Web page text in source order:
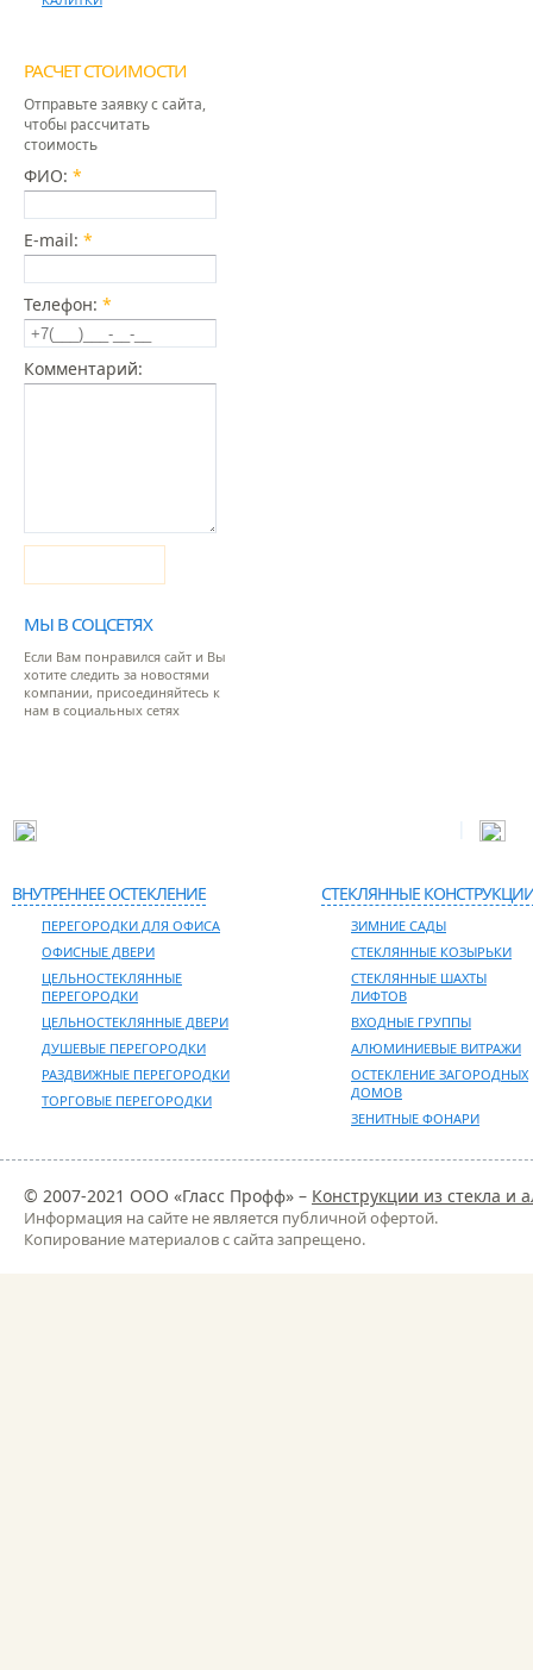
РАСЧЕТ СТОИМОСТИ
Отправьте заявку с сайта,
чтобы рассчитать
стоимость
ФИО: *
E-mail: *
Телефон: *
Комментарий:
МЫ В СОЦСЕТЯХ
Если Вам понравился сайт и Вы
хотите следить за новостями
компании, присоединяйтесь к
нам в социальных сетях
ВНУТРЕННЕЕ ОСТЕКЛЕНИЕ
ПЕРЕГОРОДКИ ДЛЯ ОФИСА
ОФИСНЫЕ ДВЕРИ
ЦЕЛЬНОСТЕКЛЯННЫЕ
ПЕРЕГОРОДКИ
ЦЕЛЬНОСТЕКЛЯННЫЕ ДВЕРИ
ДУШЕВЫЕ ПЕРЕГОРОДКИ
РАЗДВИЖНЫЕ ПЕРЕГОРОДКИ
ТОРГОВЫЕ ПЕРЕГОРОДКИ
СТЕКЛЯННЫЕ
ЗИМНИЕ САДЫ
СТЕКЛЯННЫЕ КОЗЫРЬКИ
СТЕКЛЯННЫЕ ШАХТЫ
ЛИФТОВ
ВХОДНЫЕ ГРУППЫ
АЛЮМИНИЕВЫЕ ВИТРАЖИ
ОСТЕКЛЕНИЕ ЗАГОРОДНЫХ
ДОМОВ
ЗЕНИТНЫЕ ФОНАРИ
© 2007-2021 ООО «Гласс Профф» – Конструкции из стекла и
Информация на сайте не является публичной офертой.
Копирование материалов с сайта запрещено.